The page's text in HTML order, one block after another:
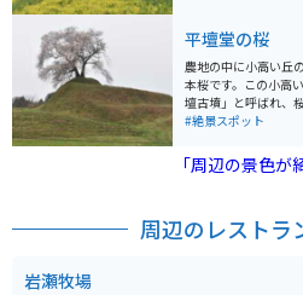
平壇堂の桜
農地の中に小高い丘
本桜です。この小高
壇古墳」と呼ばれ、
ています。ロケーシ
#絶景スポット
「周辺の景色
周辺のレストラ
岩瀬牧場